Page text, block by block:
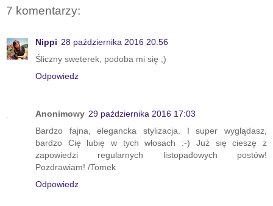
7 komentarzy:
Nippi 28 października 2016 20:56
Śliczny sweterek, podoba mi się ;)
Odpowiedz
Anonimowy 29 października 2016 17:03
Bardzo fajna, elegancka stylizacja. I super wyglądasz,
bardzo Cię lubię w tych włosach :-) Już się cieszę z
zapowiedzi regularnych listopadowych postów!
Pozdrawiam! /Tomek
Odpowiedz